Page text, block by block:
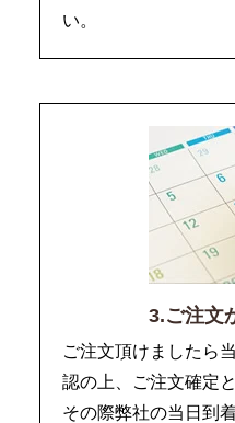
い。
3.ご注文
ご注文頂けましたら
認の上、ご注文確定
その際弊社の当日到